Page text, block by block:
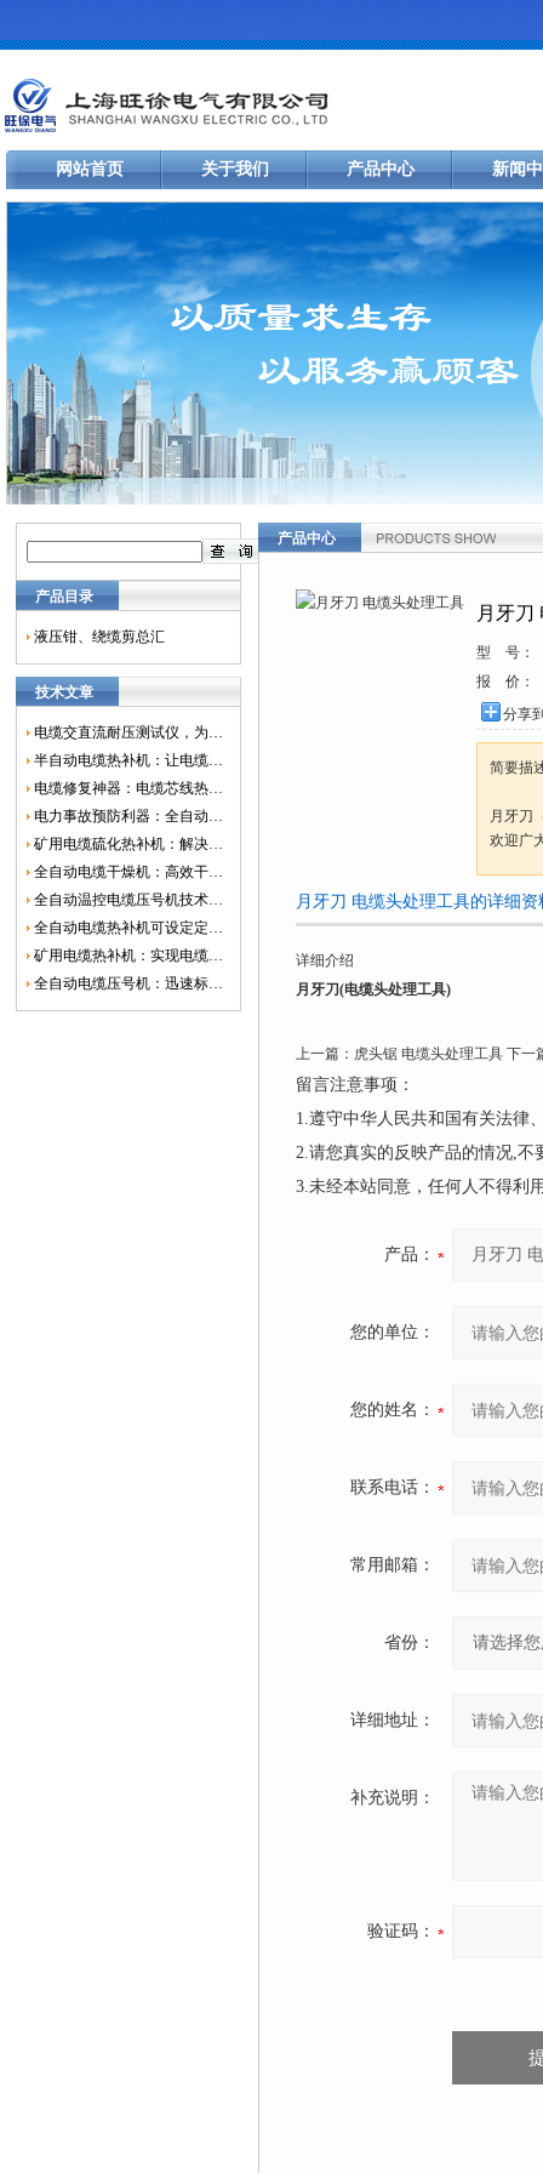
网站首页 关于我们 产品中心 新闻
产品目录
液压钳、绕缆剪总汇
技术文章
电缆交直流耐压测试仪，为电网安全保驾护航
半自动电缆热补机：让电缆修复更简单、更高效！
电缆修复神器：电缆芯线热补机如何保障电网安全？
电力事故预防利器：全自动控温电缆热补机
矿用电缆硫化热补机：解决矿山电缆故障的新选择
全自动电缆干燥机：高效干燥，电缆质量
全自动温控电缆压号机技术革新：数字化标识的新趋势
全自动电缆热补机可设定定时功能，实现自动化热补
矿用电缆热补机：实现电缆故障修复的高效装置
全自动电缆压号机：迅速标识电缆的利器
产品中心
月牙刀
型 号：
报 价：
分享
简要描
月牙刀
欢迎广
月牙刀 电缆头处理工具的详细资
详细介绍
月牙刀(电缆头处理工具)
上一篇： 虎头锯 电缆头处理工具 下一
留言注意事项：
1.遵守中华人民共和国有关法律
2.请您真实的反映产品的情况,
3.未经本站同意，任何人不得利
产品：
您的单位：
您的姓名：
联系电话：
常用邮箱：
省份：
详细地址：
补充说明：
验证码：